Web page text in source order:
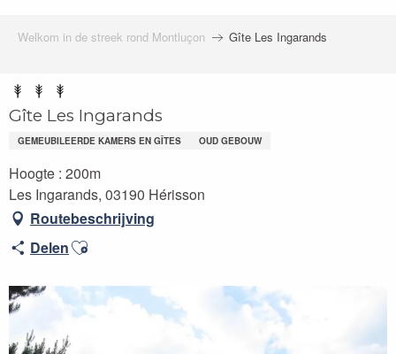
Welkom in de streek rond Montluçon Gîte Les Ingarands
Gîte Les Ingarands
GEMEUBILEERDE KAMERS EN GÎTES OUD GEBOUW
Hoogte : 200m
Les Ingarands, 03190 Hérisson
Routebeschrijving
DelenAjouter aux favoris